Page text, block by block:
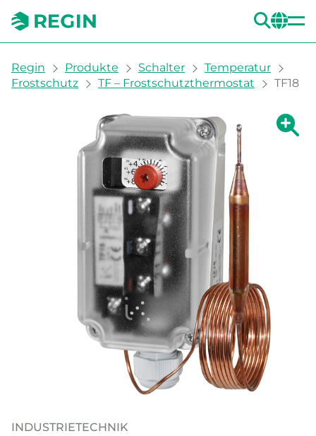
You are here:
Regin Produkte Schalter
Temperatur
Frostschutz
TF – Frostschutzthermostat TF18
Zeige
INDUSTRIETECHNIK